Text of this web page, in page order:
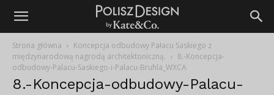
Strona główna
Koncepcja odbudowy Pałacu Saskiego z
międzynarodową nagrodą architektoniczną.
8.-Koncepcja-
odbudowy-Palacu-Saskiego-i-Palacu-Bruhla_WXCA
8.-Koncepcja-odbudowy-Palacu-